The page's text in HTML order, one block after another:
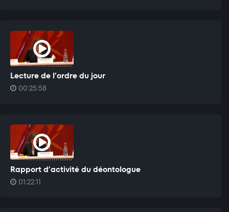
Lecture de l’ordre du jour
00:25:58
Rapport d’activité du déontologue
01:22:11